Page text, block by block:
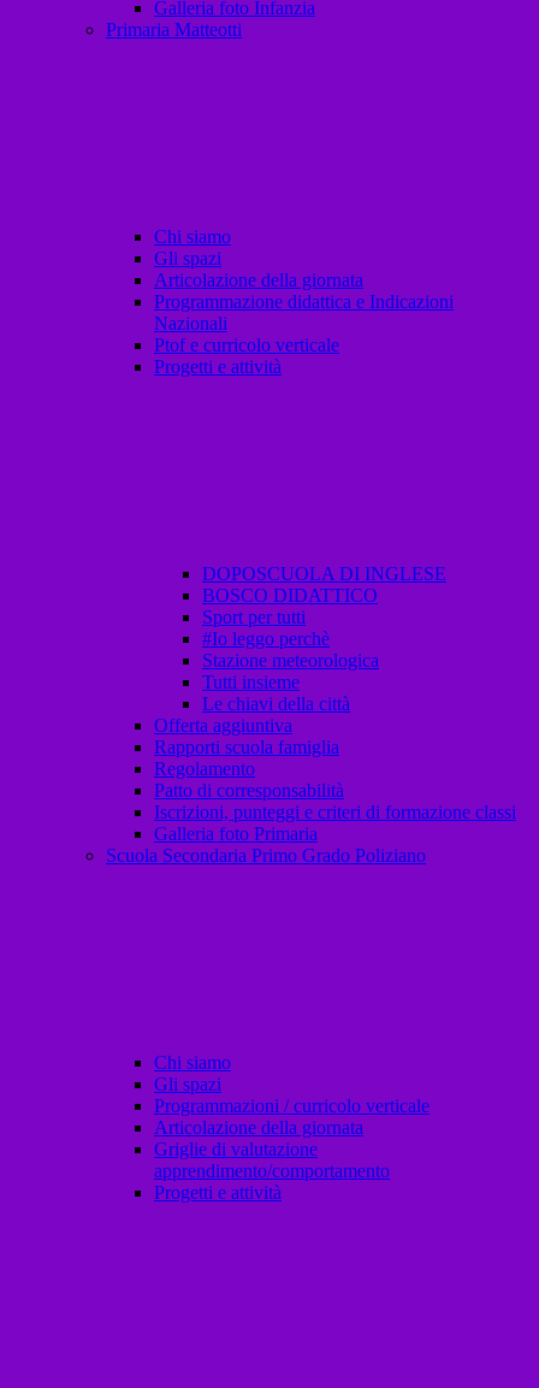
Galleria foto Infanzia
Primaria Matteotti
Chi siamo
Gli spazi
Articolazione della giornata
Programmazione didattica e Indicazioni
Nazionali
Ptof e curricolo verticale
Progetti e attività
DOPOSCUOLA DI INGLESE
BOSCO DIDATTICO
Sport per tutti
#Io leggo perchè
Stazione meteorologica
Tutti insieme
Le chiavi della città
Offerta aggiuntiva
Rapporti scuola famiglia
Regolamento
Patto di corresponsabilità
Iscrizioni, punteggi e criteri di formazione classi
Galleria foto Primaria
Scuola Secondaria Primo Grado Poliziano
Chi siamo
Gli spazi
Programmazioni / curricolo verticale
Articolazione della giornata
Griglie di valutazione
apprendimento/comportamento
Progetti e attività